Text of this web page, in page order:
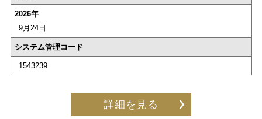
2026年
9月24日
システム管理コード
1543239
詳細を見る